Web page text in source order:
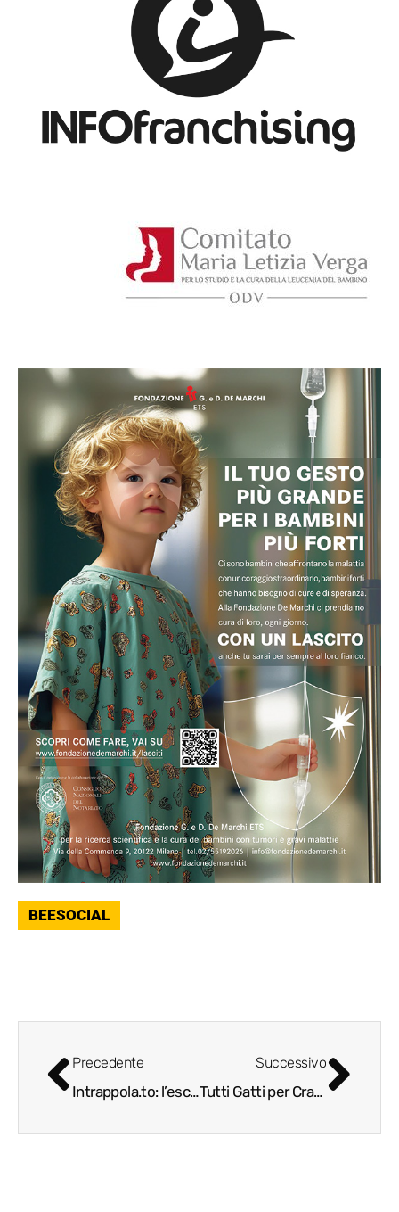
BEESOCIAL
Precedente
Intrappola.to: l’escape room torinese che ha conquistato l’Italia
Successivo
Tutti Gatti per Crazy Cat Cafè